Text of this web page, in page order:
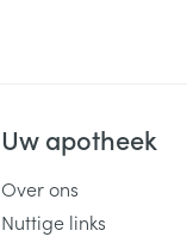
Uw apotheek
Over ons
Nuttige links